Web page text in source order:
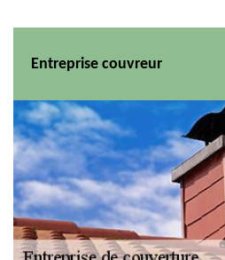
Entreprise couvreur